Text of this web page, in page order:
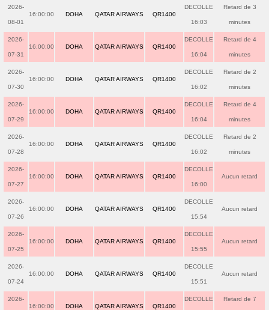
2026-
08-01
16:00:00 DOHA QATAR AIRWAYS QR1400
DECOLLE
16:03
Retard de 3
minutes
2026-
07-31
16:00:00 DOHA QATAR AIRWAYS QR1400
DECOLLE
16:04
Retard de 4
minutes
2026-
07-30
16:00:00 DOHA QATAR AIRWAYS QR1400
DECOLLE
16:02
Retard de 2
minutes
2026-
07-29
16:00:00 DOHA QATAR AIRWAYS QR1400
DECOLLE
16:04
Retard de 4
minutes
2026-
07-28
16:00:00 DOHA QATAR AIRWAYS QR1400
DECOLLE
16:02
Retard de 2
minutes
2026-
07-27
16:00:00 DOHA QATAR AIRWAYS QR1400
DECOLLE
16:00
Aucun retard
2026-
07-26
16:00:00 DOHA QATAR AIRWAYS QR1400
DECOLLE
15:54
Aucun retard
2026-
07-25
16:00:00 DOHA QATAR AIRWAYS QR1400
DECOLLE
15:55
Aucun retard
2026-
07-24
16:00:00 DOHA QATAR AIRWAYS QR1400
DECOLLE
15:51
Aucun retard
2026-
16:00:00 DOHA QATAR AIRWAYS QR1400
DECOLLE Retard de 7